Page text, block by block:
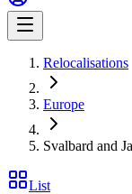
Relocalisations
Europe
Svalbard and
List